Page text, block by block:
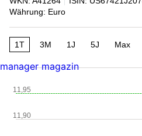
Währung: Euro
1T 3M 1J 5J Max
11,90
11,95
manager magazin